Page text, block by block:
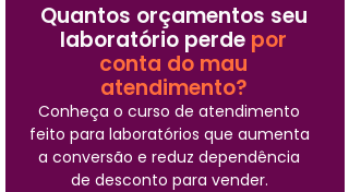
Quantos orçamentos seu
laboratório perde por
conta do mau
atendimento?
Conheça o curso de atendimento
feito para laboratórios que aumenta
a conversão e reduz dependência
de desconto para vender.